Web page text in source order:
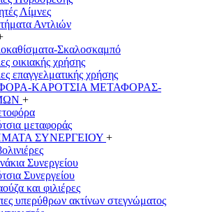
Λίμνες
Αντλιών
Σκαλοσκαμπό
οικιακής χρήσης
επαγγελματικής χρήσης
ΚΑΡΟΤΣΙΑ ΜΕΤΑΦΟΡΑΣ-
+
μεταφοράς
ΣΥΝΕΡΓΕΙΟΥ +
Συνεργείου
Συνεργείου
και φιλιέρες
υπερύθρων ακτίνων στεγνώματος